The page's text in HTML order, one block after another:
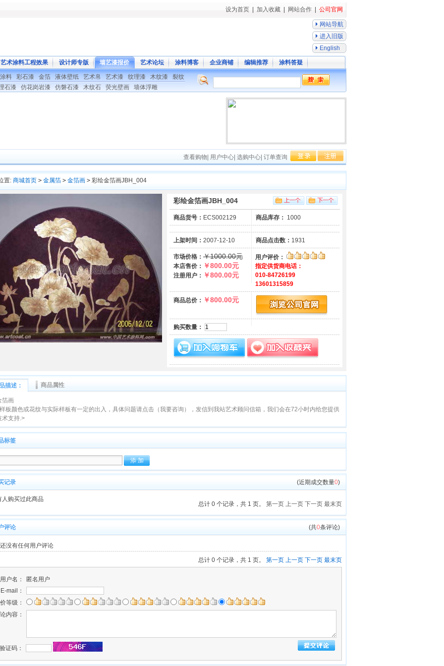
设为首页 加入收藏 网站合作 公司官网
网站导航
进入旧版
English
艺术涂料工程效果 设计师专版 墙艺漆报价 艺术论坛 涂料博客 企业商铺 编辑推荐 涂料答疑
料 彩石漆 金箔 液体壁纸 艺术帛 艺术漆 纹理漆 木纹漆
裂纹
石漆
仿花岗岩漆 仿磐石漆 木纹石 荧光壁画 墙体浮雕
查看购物 用户中心 选购中心 订单查询
置: 商城首页 > 金属箔 > 金箔画 > 彩绘金箔画JBH_004
彩绘金箔画JBH_004
商品货号： ECS002129 商品库存： 1000
上架时间： 2007-12-10 商品点击数： 1931
市场价格： ￥1000.00元
本店售价： ￥800.00元
注册用户： ￥800.00元
用户评价：
指定供货商电话：
010-84726199
13601315859
商品总价： ￥800.00元
购买数量：
描述： 商品属性
箔画
板颜色或花纹与实际样板有一定的出入，具体问题请点击（我要咨询），发信到我站艺术顾问信箱，我们会在72小时内给您提供
术支持.>
标签
记录 (近期成交数量0)
人购买过此商品
总计 0 个记录，共 1 页。 第一页 上一页 下一页 最末页
评论 (共0条评论)
没有任何用户评论
总计 0 个记录，共 1 页。 第一页 上一页 下一页 最末页
用户名：
匿名用户
E-mail：
等级：
内容：
验证码：